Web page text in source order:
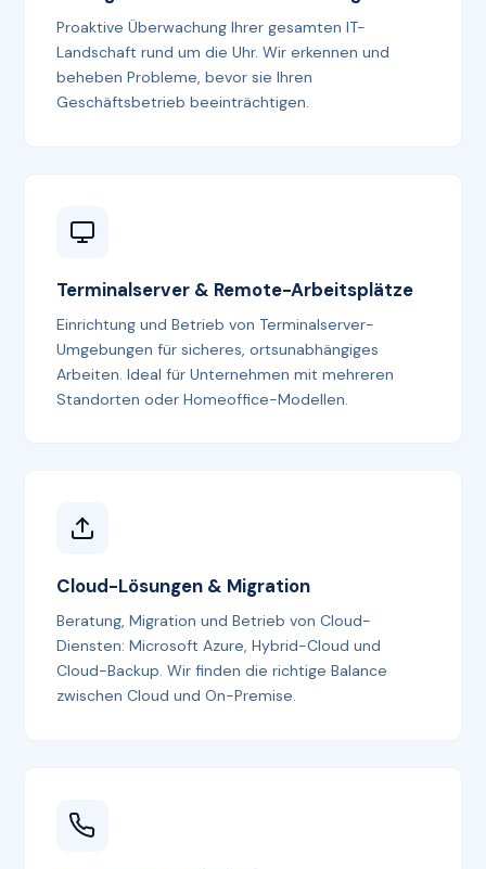
Proaktive Überwachung Ihrer gesamten IT-
Landschaft rund um die Uhr. Wir erkennen und
beheben Probleme, bevor sie Ihren
Geschäftsbetrieb beeinträchtigen.
Terminalserver & Remote-Arbeitsplätze
Einrichtung und Betrieb von Terminalserver-
Umgebungen für sicheres, ortsunabhängiges
Arbeiten. Ideal für Unternehmen mit mehreren
Standorten oder Homeoffice-Modellen.
Cloud-Lösungen & Migration
Beratung, Migration und Betrieb von Cloud-
Diensten: Microsoft Azure, Hybrid-Cloud und
Cloud-Backup. Wir finden die richtige Balance
zwischen Cloud und On-Premise.